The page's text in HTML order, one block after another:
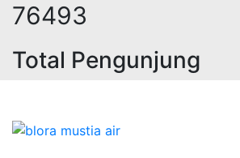
94764
Total Pengunjung